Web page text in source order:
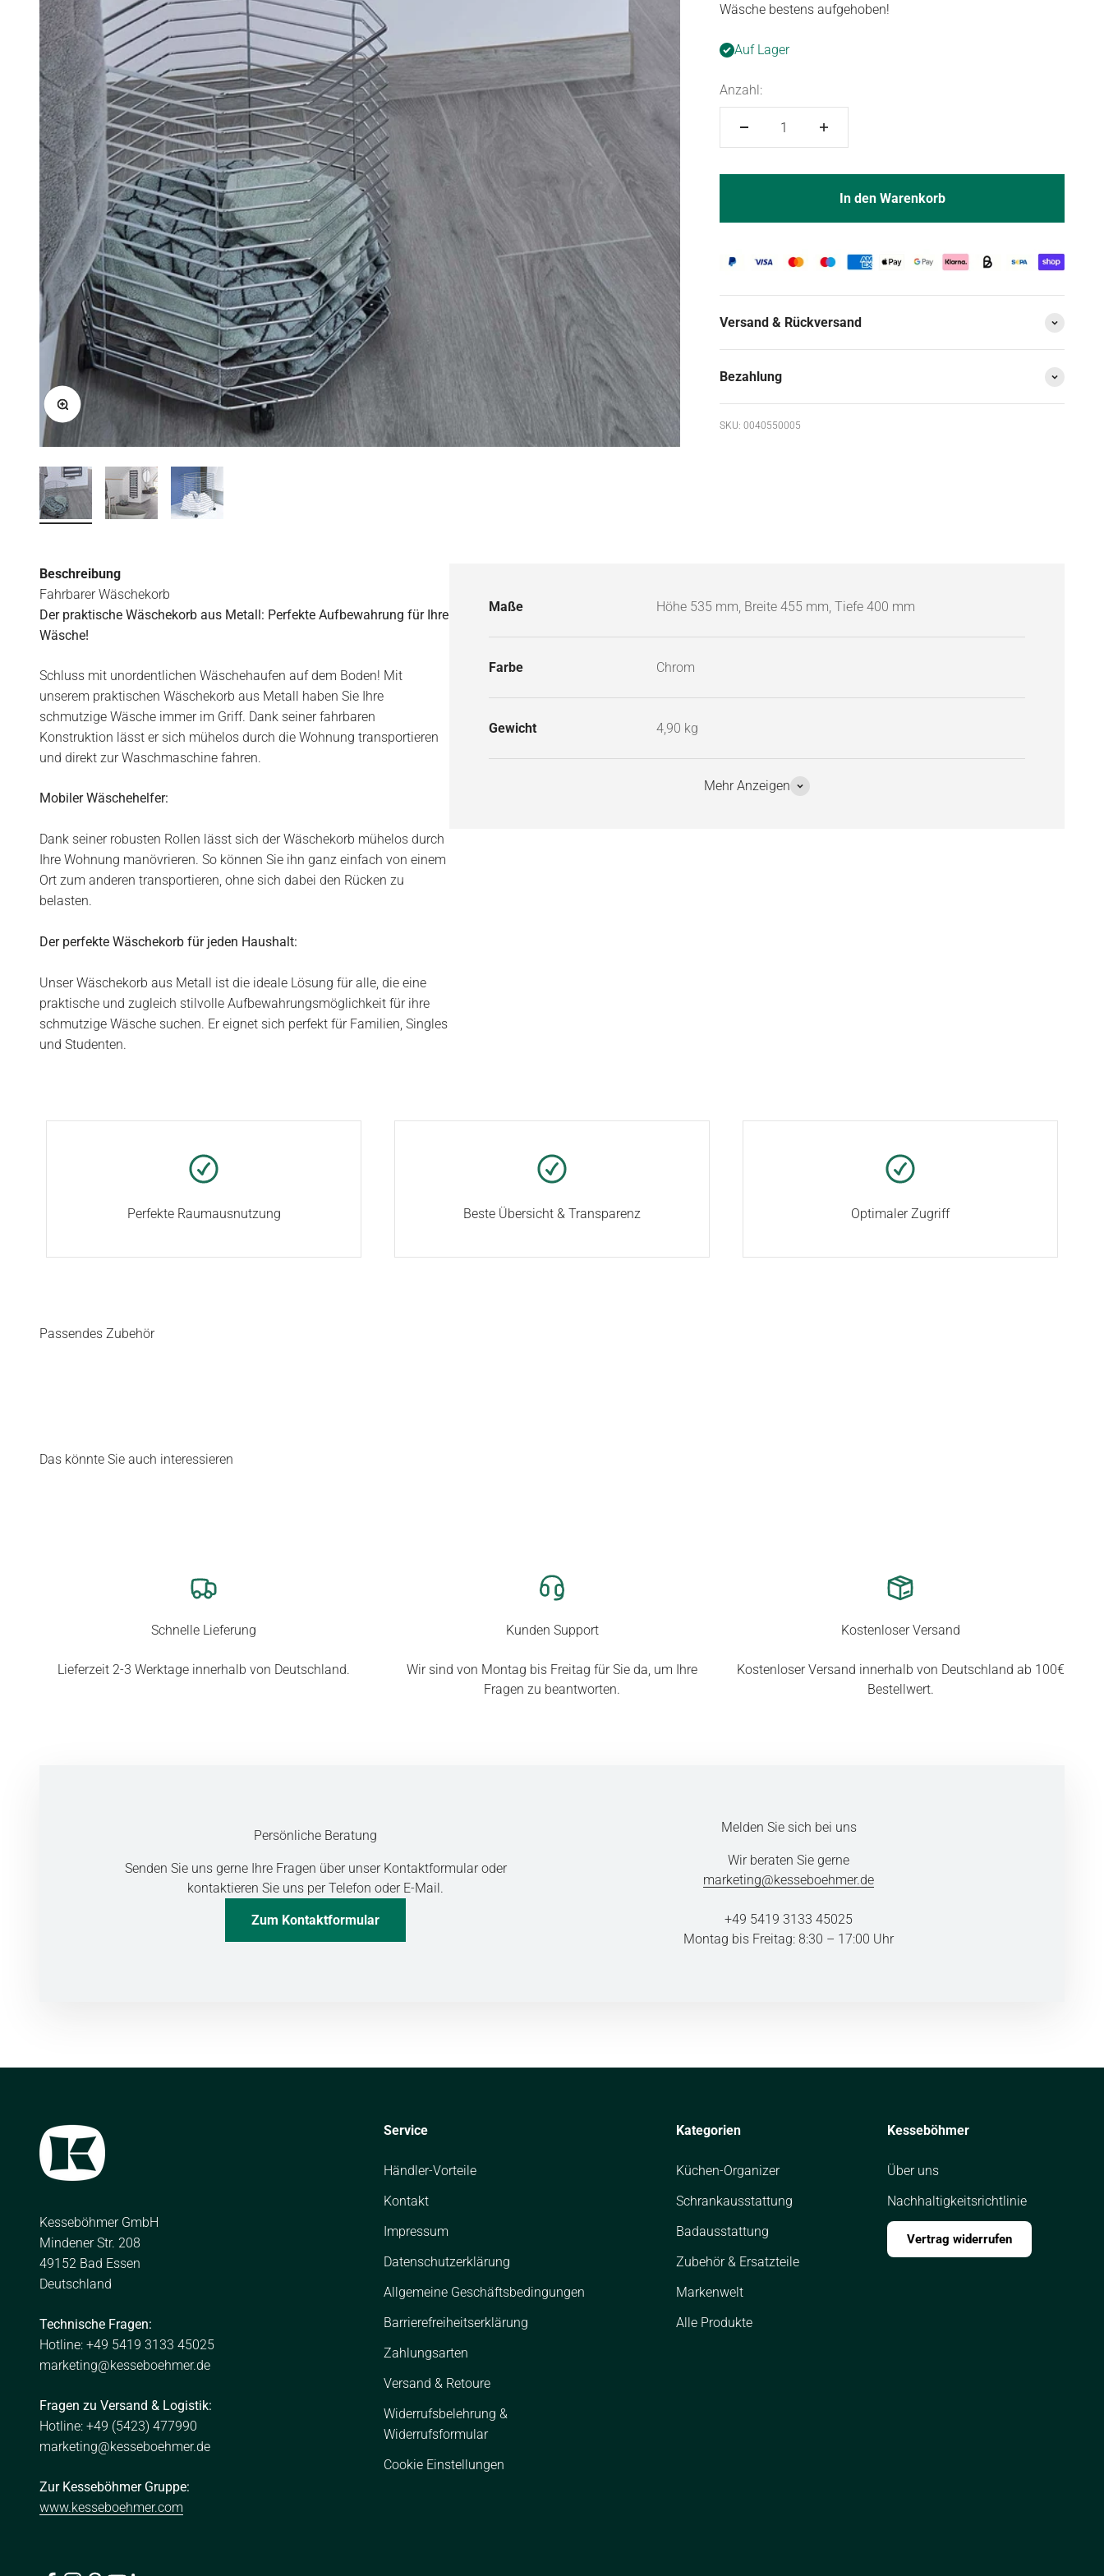
Bild vergrößern
Wäsche bestens aufgehoben!
Auf Lager
Anzahl:
In den Warenkorb
Versand & Rückversand
Bezahlung
SKU: 0040550005
Beschreibung
Fahrbarer Wäschekorb
Der praktische Wäschekorb aus Metall: Perfekte Aufbewahrung für Ihre
Wäsche!
Schluss mit unordentlichen Wäschehaufen auf dem Boden! Mit
unserem praktischen Wäschekorb aus Metall haben Sie Ihre
schmutzige Wäsche immer im Griff. Dank seiner fahrbaren
Konstruktion lässt er sich mühelos durch die Wohnung transportieren
und direkt zur Waschmaschine fahren.
Mobiler Wäschehelfer:
Dank seiner robusten Rollen lässt sich der Wäschekorb mühelos durch
Ihre Wohnung manövrieren. So können Sie ihn ganz einfach von einem
Ort zum anderen transportieren, ohne sich dabei den Rücken zu
belasten.
Der perfekte Wäschekorb für jeden Haushalt:
Unser Wäschekorb aus Metall ist die ideale Lösung für alle, die eine
praktische und zugleich stilvolle Aufbewahrungsmöglichkeit für ihre
schmutzige Wäsche suchen. Er eignet sich perfekt für Familien, Singles
und Studenten.
Maße Höhe 535 mm, Breite 455 mm, Tiefe 400 mm
Farbe Chrom
Gewicht 4,90 kg
Mehr Anzeigen
Perfekte Raumausnutzung Beste Übersicht & Transparenz Optimaler Zugriff
Passendes Zubehör
Das könnte Sie auch interessieren
Schnelle Lieferung
Lieferzeit 2-3 Werktage innerhalb von Deutschland.
Kunden Support
Wir sind von Montag bis Freitag für Sie da, um Ihre
Fragen zu beantworten.
Kostenloser Versand
Kostenloser Versand innerhalb von Deutschland ab 100€
Bestellwert.
Persönliche Beratung
Senden Sie uns gerne Ihre Fragen über unser Kontaktformular oder
kontaktieren Sie uns per Telefon oder E-Mail.
Zum Kontaktformular
Melden Sie sich bei uns
Wir beraten Sie gerne
marketing@kesseboehmer.de
+49 5419 3133 45025
Montag bis Freitag: 8:30 – 17:00 Uhr
Kesseböhmer GmbH
Mindener Str. 208
49152 Bad Essen
Deutschland
Technische Fragen:
Hotline: +49 5419 3133 45025
marketing@kesseboehmer.de
Fragen zu Versand & Logistik:
Hotline: +49 (5423) 477990
marketing@kesseboehmer.de
Zur Kesseböhmer Gruppe:
www.kesseboehmer.com
Service
Händler-Vorteile
Kontakt
Impressum
Datenschutzerklärung
Allgemeine Geschäftsbedingungen
Barrierefreiheitserklärung
Zahlungsarten
Versand & Retoure
Widerrufsbelehrung &
Widerrufsformular
Cookie Einstellungen
Kategorien
Küchen-Organizer
Schrankausstattung
Badausstattung
Zubehör & Ersatzteile
Markenwelt
Alle Produkte
Kesseböhmer
Über uns
Nachhaltigkeitsrichtlinie
Vertrag widerrufen